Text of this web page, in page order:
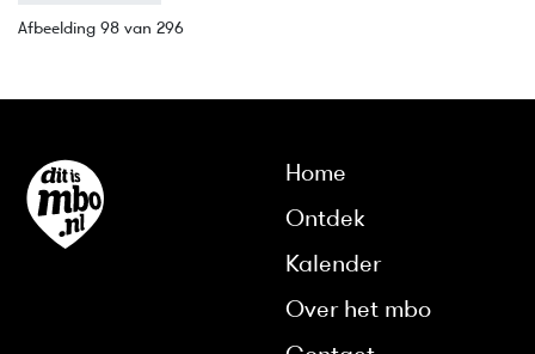
Afbeelding 98 van 296
Home
Ontdek
Kalender
Over het mbo